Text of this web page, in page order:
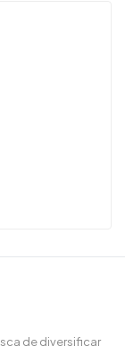
de diversificar